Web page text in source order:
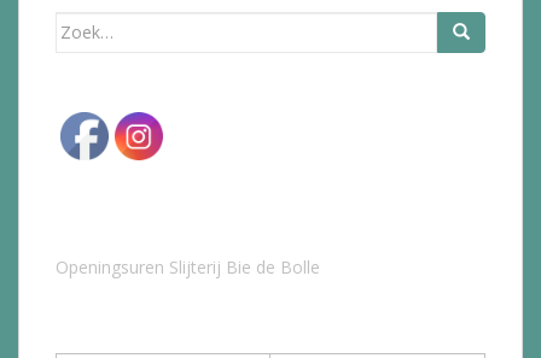
Zoek
Openingsuren Slijterij Bie de Bolle